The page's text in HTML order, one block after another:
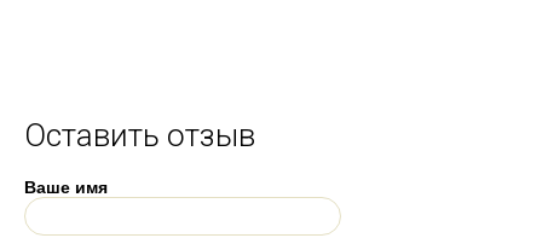
Оставить отзыв
Ваше имя